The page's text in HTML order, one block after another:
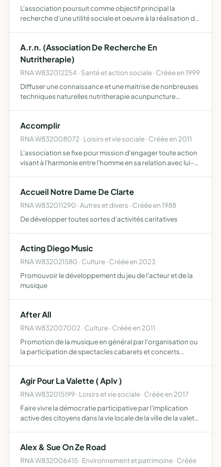
L'association poursuit comme objectif principal la
recherche d'une utilité sociale et oeuvre à la réalisation de
A.r.n. (Association De Recherche En
Nutritherapie)
RNA W832012254 · Santé et action sociale · Créée en 1999
Diffuser une connaissance et une maitrise de nonbreuses
techniques naturelles nutritherapie acunpuncture
l'equilibre energetique d…
Accomplir
RNA W832008072 · Loisirs et vie sociale · Créée en 2011
L'association se fixe pour mission d'engager toute action
visant à l'harmonie entre l'homme en sa relation avec lui-
Accueil Notre Dame De Clarte
RNA W832011290 · Autres et divers · Créée en 1988
De développer toutes sortes d'activités caritatives
Acting Diego Music
RNA W832021580 · Culture · Créée en 2023
Promouvoir le développement du jeu de l'acteur et de la
musique
After All
RNA W832007002 · Culture · Créée en 2011
Promotion de la musique en général par l'organisation ou
la participation de spectacles cabarets et concerts
lié…
Agir Pour La Valette ( Aplv )
RNA W832015199 · Loisirs et vie sociale · Créée en 2017
Faire vivre la démocratie participative par l'implication
active des citoyens dans la vie locale de la ville de la valette
Alex & Sue On Ze Road
RNA W832006415 · Environnement et patrimoine · Créée